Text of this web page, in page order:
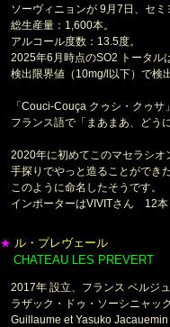
ソーヴィニョンが 9月7日、セミ
総生産量：1,600本。
アルコール度数：13.5度。
2025年6月時点のSO2 トータル
検出限界値（10mg/l以下）で検
「Couci-Couça クゥシ・クゥサ
フランス語で「まあまあ、どう
2020年に初めてこのマセラシオ
手探りでやっと造ることができた
このように命名したそうです。
インポーターはVIVITさん 12本
★ ル・プレヴェール
CHATEAU LES PREVERT
2017年 設立、フランス ベルジ
ラザック・ドゥ・ソーシニャッ
Guillaume et Yasuko Jacauemin